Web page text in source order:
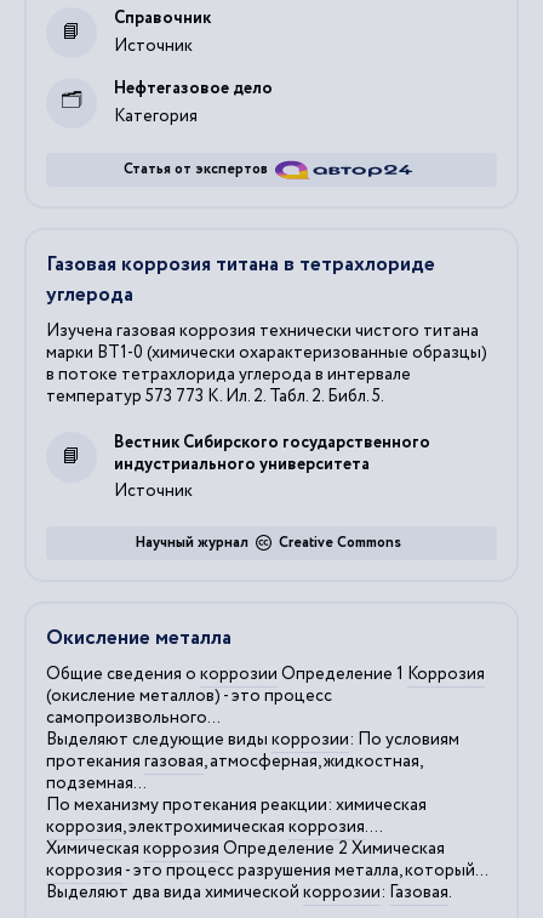
Источник
Справочник
Категория
Нефтегазовое дело
Статья от экспертов
Газовая коррозия титана в тетрахлориде
углерода
Изучена газовая коррозия технически чистого титана
марки ВТ1-0 (химически охарактеризованные образцы)
в потоке тетрахлорида углерода в интервале
температур 573 773 K. Ил. 2. Табл. 2. Библ. 5.
Источник
Вестник Сибирского государственного
индустриального университета
Creative Commons
Научный журнал
Окисление металла
Общие сведения о коррозии Определение 1 Коррозия
(окисление металлов) - это процесс
самопроизвольного...
Выделяют следующие виды коррозии: По условиям
протекания газовая, атмосферная, жидкостная,
подземная...
По механизму протекания реакции: химическая
коррозия, электрохимическая коррозия....
Химическая коррозия Определение 2 Химическая
коррозия - это процесс разрушения металла, который...
Выделяют два вида химической коррозии: Газовая.